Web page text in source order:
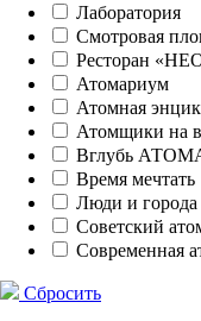
Лаборатория
Смотровая
Ресторан
Атомариум
Атомная
Атомщики на
Вглубь
Время мечтать
Люди и города
Советский
Современная
Сбросить